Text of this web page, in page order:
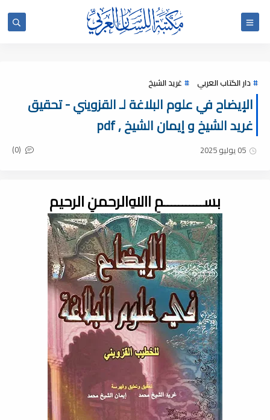
دار الكتاب العربي غريد الشيخ
الإيضاح في علوم البلاغة لـ القزويني - تحقيق
غريد الشيخ و إيمان الشيخ , pdf
05 يوليو 2025 (0)
بســـــــــــمِ اﷲِالرحمنِ الرحيم